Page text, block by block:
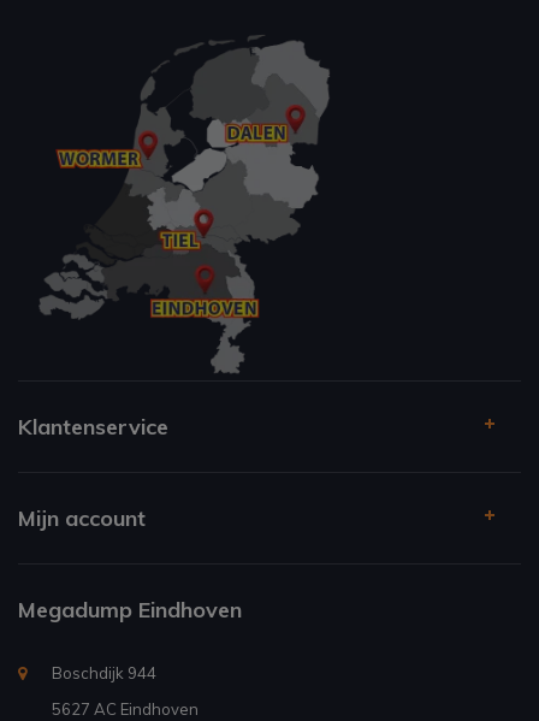
Klantenservice
Mijn account
Megadump Eindhoven
Boschdijk 944
5627 AC Eindhoven